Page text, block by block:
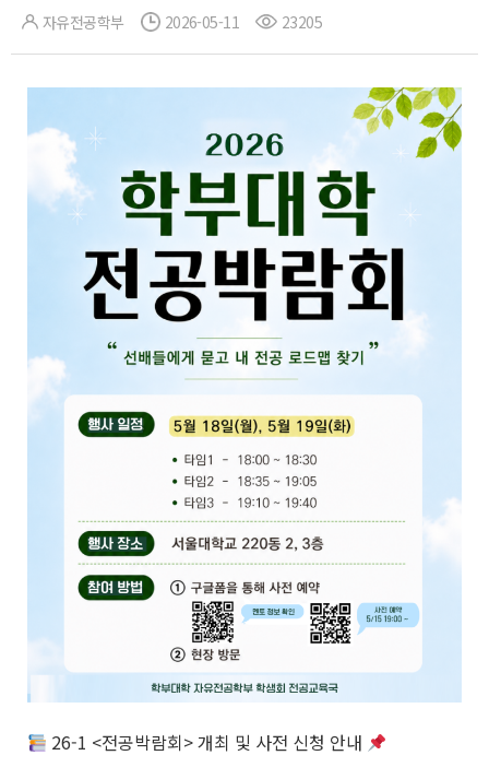
자유전공학부 2026-05-11 23205
26-1 <전공박람회> 개최 및 사전 신청 안내